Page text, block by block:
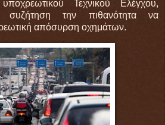
Τεχνικού Ελέγχου,
συζήτηση την πιθανότητα να
απόσυρση οχημάτων.